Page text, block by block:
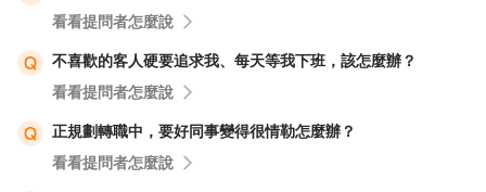
看看提問者怎麼說
不喜歡的客人硬要追求我、每天等我下班，該怎麼辦？
看看提問者怎麼說
正規劃轉職中，要好同事變得很情勒怎麼辦？
看看提問者怎麼說